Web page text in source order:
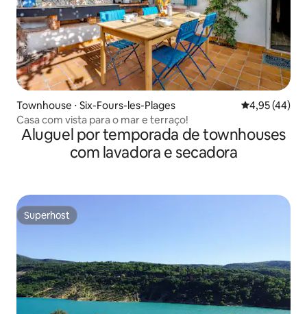
Townhouse ⋅ Six-Fours-les-Plages 4,95 de uma
4,95 (44)
Casa com vista para o mar e terraço!
Aluguel por temporada de townhouses
com lavadora e secadora
Superhost
Superhost